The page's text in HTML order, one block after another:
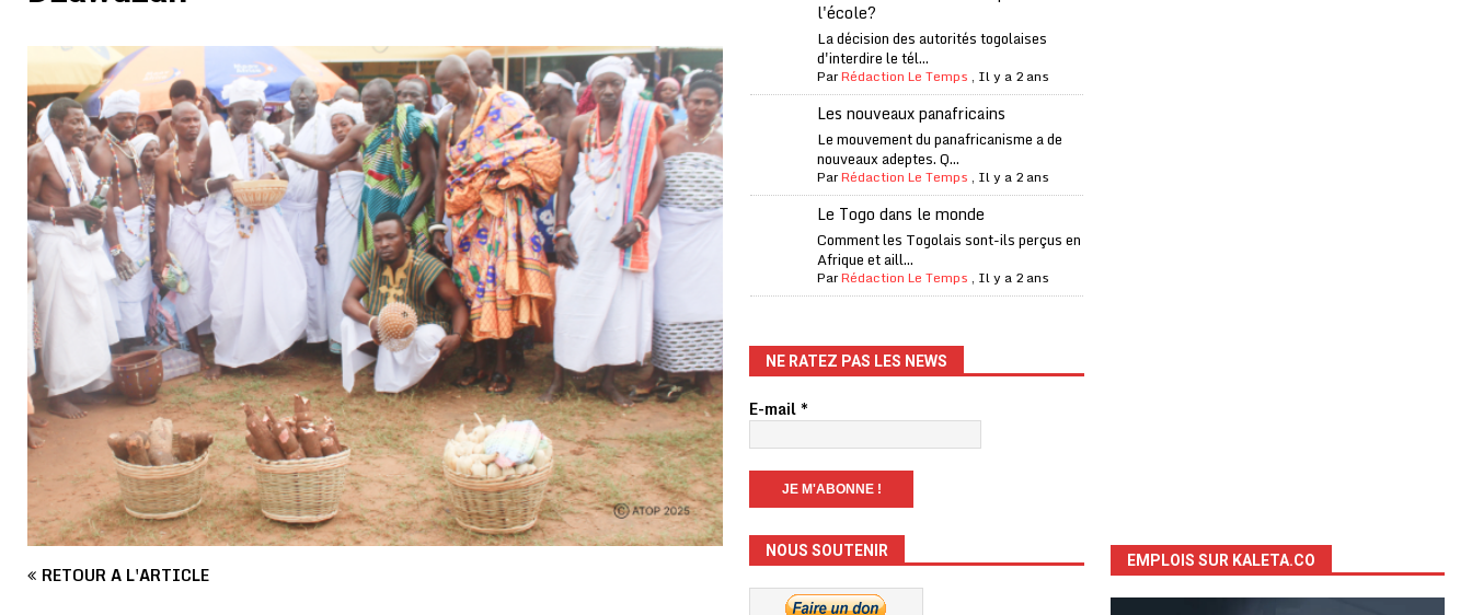
Bénin : Romuald Wadagni reçoit le milliardaire Aliko Dangote
A LA UNE
[ 31/07/2026 ]
Niger : le FMI débloque une bouffée d’oxygène financière
ECONOMIE
[ 08/08/2026 ] Épinglé par le « Canard enchaîné », Bally Bagayoko visé par une plainte d’une asso anticorruption
GOUVERNANCE
RETOUR À L'ARTICLE
l'école?
La décision des autorités togolaises
d'interdire le tél...
ParRédaction Le Temps , Il y a 2 ans
Les nouveaux panafricains
Le mouvement du panafricanisme a de
nouveaux adeptes. Q...
ParRédaction Le Temps , Il y a 2 ans
Le Togo dans le monde
Comment les Togolais sont-ils perçus en
Afrique et aill...
ParRédaction Le Temps , Il y a 2 ans
NE RATEZ PAS LES NEWS
E-mail*
NOUS SOUTENIR
EMPLOIS SUR KALETA.CO